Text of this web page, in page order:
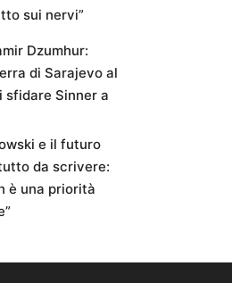
sui nervi”
Dzumhur:
di Sarajevo al
sfidare Sinner a
e il futuro
da scrivere:
è una priorità